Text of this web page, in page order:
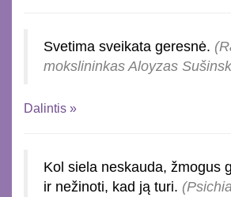
Svetima sveikata geresnė.
mokslininkas Aloyzas
Dalintis »
Kol siela neskauda, žmogus
ir nežinoti, kad ją turi.